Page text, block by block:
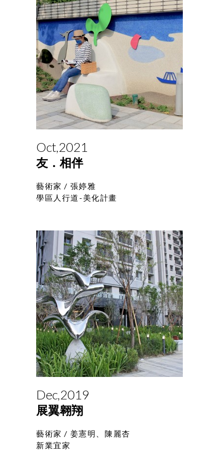
Oct,2021
友．相伴
藝術家 / 張婷雅
學區人行道-美化計畫
Dec,2019
展翼翱翔
藝術家 / 姜憲明、陳麗杏
新業宜家